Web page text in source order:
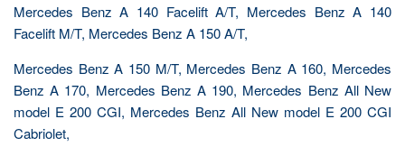
Mercedes Benz A 140 Facelift A/T, Mercedes Benz A 140
Facelift M/T, Mercedes Benz A 150 A/T,
Mercedes Benz A 150 M/T, Mercedes Benz A 160, Mercedes
Benz A 170, Mercedes Benz A 190, Mercedes Benz All New
model E 200 CGI, Mercedes Benz All New model E 200 CGI
Cabriolet,